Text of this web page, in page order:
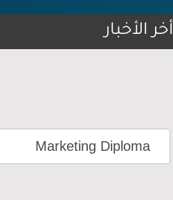
أخر الأخبار